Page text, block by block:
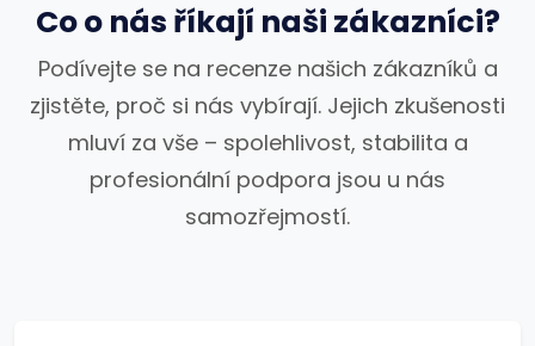
Co o nás říkají naši zákazníci?
Podívejte se na recenze našich zákazníků a
zjistěte, proč si nás vybírají. Jejich zkušenosti
mluví za vše – spolehlivost, stabilita a
profesionální podpora jsou u nás
samozřejmostí.